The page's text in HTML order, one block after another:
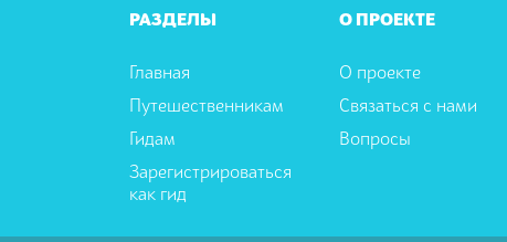
РАЗДЕЛЫ
Главная
Путешественникам
Гидам
Зарегистрироваться
как гид
О ПРОЕКТЕ
О проекте
Связаться с нами
Вопросы